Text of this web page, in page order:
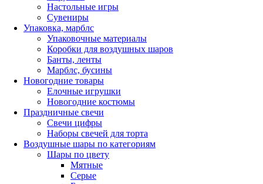
Настольные игры
Сувениры
Упаковка, марблс
Упаковочные материалы
Коробки для воздушных шаров
Банты, ленты
Марблс, бусины
Новогодние товары
Елочные игрушки
Новогодние костюмы
Праздничные свечи
Свечи цифры
Наборы свечей для торта
Воздушные шары по категориям
Шары по цвету
Мятные
Серые